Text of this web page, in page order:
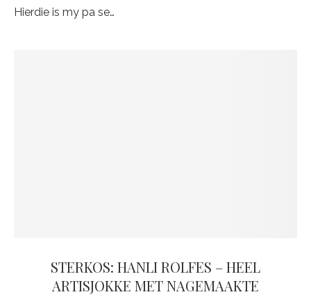
Hierdie is my pa se…
STERKOS: HANLI ROLFES – HEEL
ARTISJOKKE MET NAGEMAAKTE